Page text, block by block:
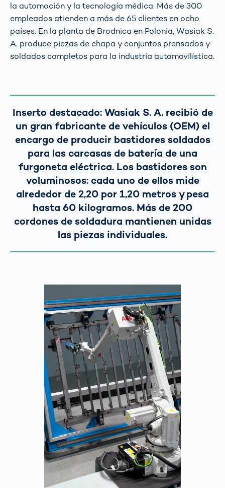
la automoción y la tecnología médica. Más de 300
empleados atienden a más de 65 clientes en ocho
países. En la planta de Brodnica en Polonia, Wasiak S.
A. produce piezas de chapa y conjuntos prensados y
soldados completos para la industria automovilística.
Inserto destacado: Wasiak S. A. recibió de
un gran fabricante de vehículos (OEM) el
encargo de producir bastidores soldados
para las carcasas de batería de una
furgoneta eléctrica. Los bastidores son
voluminosos: cada uno de ellos mide
alrededor de 2,20 por 1,20 metros y pesa
hasta 60 kilogramos. Más de 200
cordones de soldadura mantienen unidas
las piezas individuales.